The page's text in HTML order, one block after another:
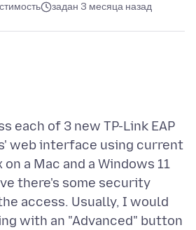
задан 3 месяца назад
each of 3 new TP-Link EAP
web interface using current
a Mac and a Windows 11
there's some security
access. Usually, I would
with an "Advanced" button